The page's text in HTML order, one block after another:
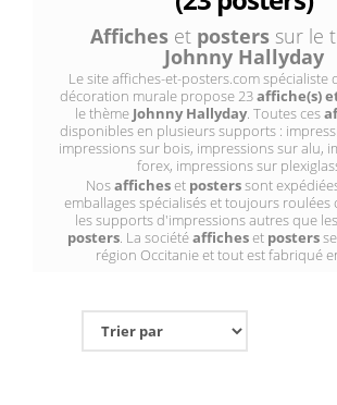
Affiches et posters sur le
Johnny Hallyday
Le site affiches-et-posters.com spécialiste
décoration murale propose 23affiche(s)
le thème Johnny Hallyday. Toutes ces
disponibles en plusieurs supports :
impressions sur bois, impressions sur alu,
forex, impressions sur
Nosafficheset posterssont
emballages spécialisés et toujours
les supports d'impressions autres que les
posters. La sociétéafficheset posters
région Occitanie et tout est fabriqué